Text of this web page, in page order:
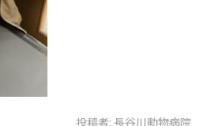
投稿者: 長谷川動物病院